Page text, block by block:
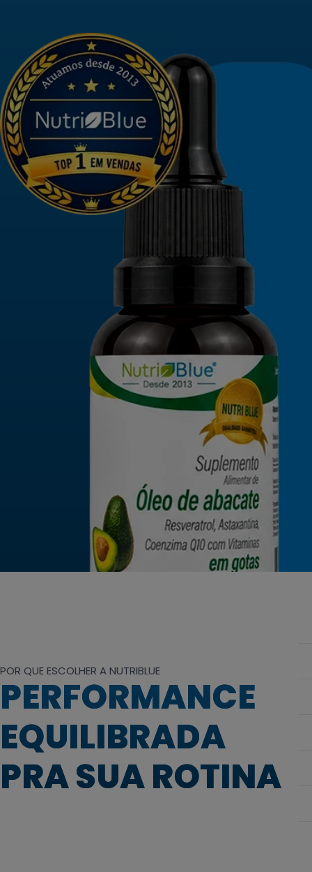
POR QUE ESCOLHER A NUTRIBLUE
PERFORMANCE
EQUILIBRADA
PRA SUA ROTINA